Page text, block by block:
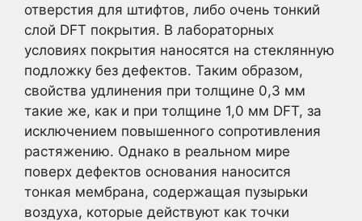
отверстия для штифтов, либо очень тонкий
слой DFT покрытия. В лабораторных
условиях покрытия наносятся на стеклянную
подложку без дефектов. Таким образом,
свойства удлинения при толщине 0,3 мм
такие же, как и при толщине 1,0 мм DFT, за
исключением повышенного сопротивления
растяжению. Однако в реальном мире
поверх дефектов основания наносится
тонкая мембрана, содержащая пузырьки
воздуха, которые действуют как точки